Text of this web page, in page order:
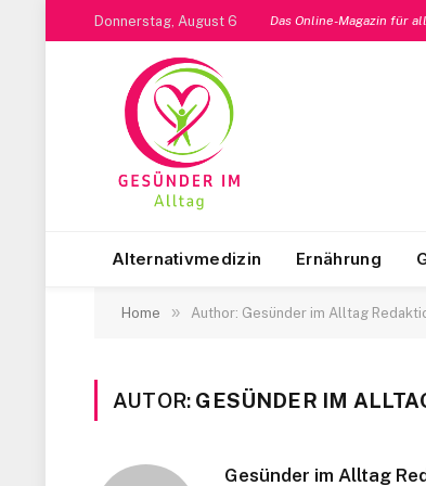
Donnerstag, August 6 Das Online-Magazin für
Alternativmedizin Ernährung
Home » Author: Gesünder im Alltag
AUTOR: GESÜNDER IM
Gesünder im Alltag